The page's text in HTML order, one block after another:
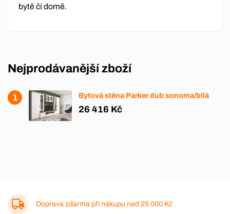
bytě či domě.
Nejprodávanější zboží
Bytová stěna Parker dub sonoma/bílá
26 416 Kč
Doprava zdarma při nákupu nad 25 000 Kč